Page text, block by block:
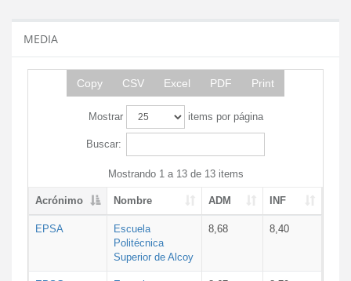
MEDIA
Copy CSV Excel PDF Print
Mostrar items por página
Buscar:
Mostrando 1 a 13 de 13 items
Acrónimo Nombre ADM INF
EPSA
Escuela
Politécnica
Superior de Alcoy
8,68 8,40